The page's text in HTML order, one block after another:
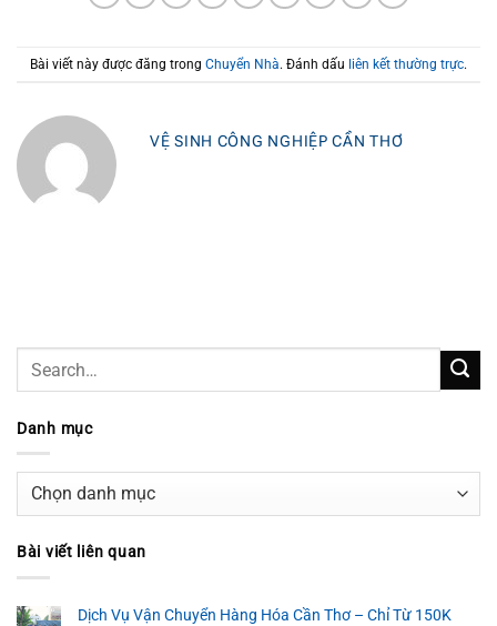
Bài viết này được đăng trong Chuyển Nhà. Đánh dấu liên kết thường trực.
VỆ SINH CÔNG NGHIỆP CẦN THƠ
Danh mục
mục
Bài viết liên quan
Dịch Vụ Vận Chuyển Hàng Hóa Cần Thơ – Chỉ Từ 150K